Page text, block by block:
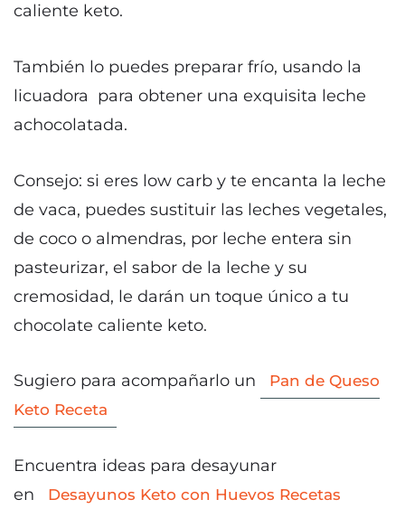
caliente keto.
También lo puedes preparar frío, usando la
licuadora para obtener una exquisita leche
achocolatada.
Consejo: si eres low carb y te encanta la leche
de vaca, puedes sustituir las leches vegetales,
de coco o almendras, por leche entera sin
pasteurizar, el sabor de la leche y su
cremosidad, le darán un toque único a tu
chocolate caliente keto.
Sugiero para acompañarlo un
Pan de Queso
Keto Receta
Encuentra ideas para desayunar
en
Desayunos Keto con Huevos Recetas